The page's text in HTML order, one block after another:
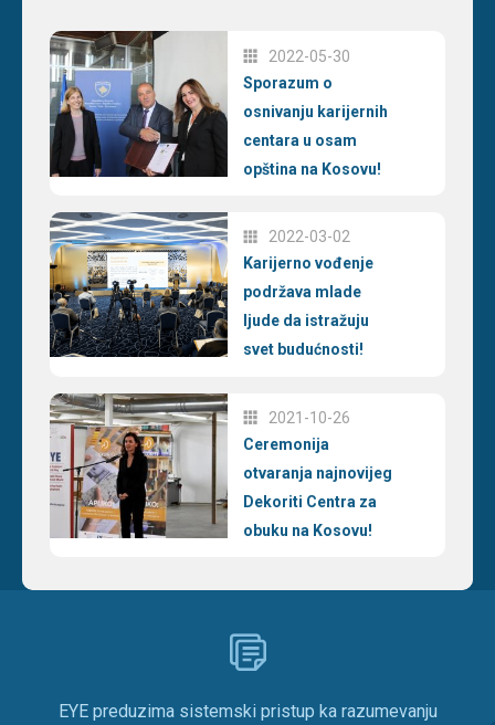
2022-05-30
Sporazum o
osnivanju karijernih
centara u osam
opština na Kosovu!
2022-03-02
Karijerno vođenje
podržava mlade
ljude da istražuju
svet budućnosti!
2021-10-26
Ceremonija
otvaranja najnovijeg
Dekoriti Centra za
obuku na Kosovu!
EYE preduzima sistemski pristup ka razumevanju